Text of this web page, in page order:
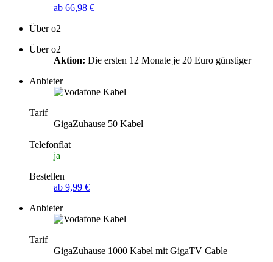
ab 66,98 €
Über o2
Über o2
Aktion: Die ersten 12 Monate je 20 Euro günstiger
Anbieter
Tarif
GigaZuhause 50 Kabel
Telefonflat
ja
Bestellen
ab 9,99 €
Anbieter
Tarif
GigaZuhause 1000 Kabel mit GigaTV Cable